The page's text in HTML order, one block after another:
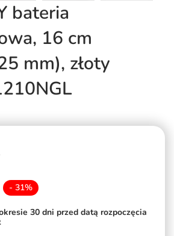
bateria
16 cm
mm), złoty
- 31%
30 dni przed datą rozpoczęcia